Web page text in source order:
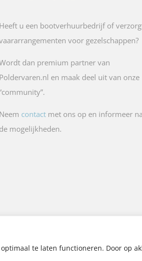
te laten functioneren. Door op
Heeft u een bootverhuurbedrijf of
voor gezelschappen?
dan premium partner van
Poldervaren.nl en maak deel uit van onze
Neem contact met ons op en informeer
de mogelijkheden.